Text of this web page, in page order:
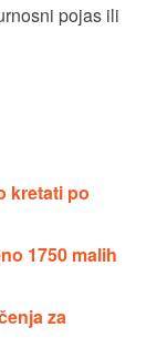
pojas ili
kretati po
1750 malih
za